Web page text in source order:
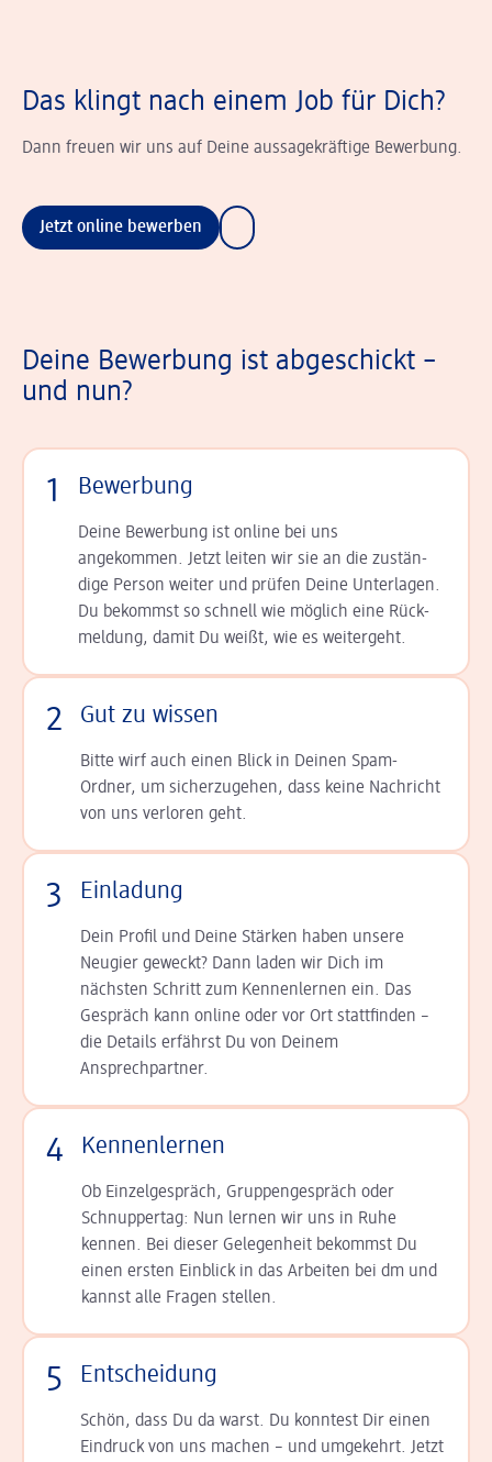
Das klingt nach einem Job für Dich?
Dann freuen wir uns auf Deine aussagekräftige Bewerbung.
Jetzt online bewerben
Deine Bewerbung ist abgeschickt –
und nun?
1 Bewerbung
Deine Bewerbung ist online bei uns
angekommen. Jetzt leiten wir sie an die zu­stän­
dige Person weiter und prüfen Deine Unterlagen.
Du bekommst so schnell wie möglich eine Rück­
meldung, damit Du weißt, wie es weitergeht.
2 Gut zu wissen
Bitte wirf auch einen Blick in Deinen Spam-
Ordner, um sicherzugehen, dass keine Nachricht
von uns verloren geht.
3 Einladung
Dein Profil und Deine Stär­ken haben unsere
Neugier geweckt? Dann laden wir Dich im
nächsten Schritt zum Kennen­lernen ein. Das
Gespräch kann online oder vor Ort statt­finden –
die Details er­fährst Du von Deinem
Ansprechpartner.
4 Kennenlernen
Ob Einzelgespräch, Grup­pen­gespräch oder
Schnup­per­tag: Nun lernen wir uns in Ruhe
kennen. Bei dieser Gelegenheit bekommst Du
einen ersten Einblick in das Arbeiten bei dm und
kannst alle Fragen stellen.
5 Entscheidung
Schön, dass Du da warst. Du konntest Dir einen
Ein­druck von uns machen – und umgekehrt. Jetzt